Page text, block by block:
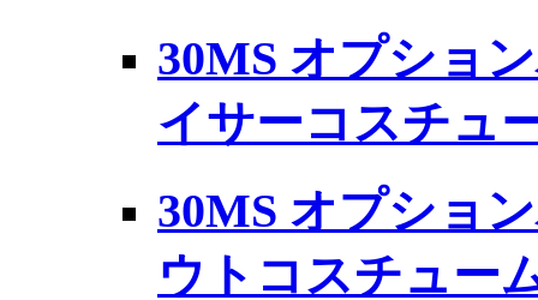
30MS オプショ
イサーコスチュ
30MS オプショ
ウトコスチュー